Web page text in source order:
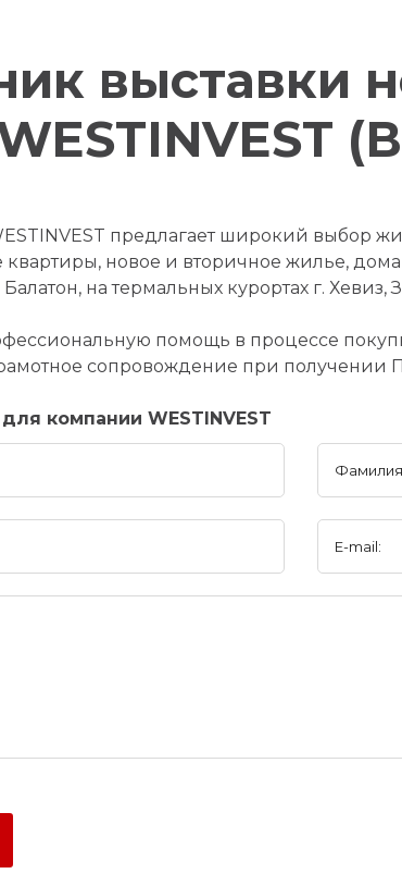
выставки
предлагает широкий выбор
новое и вторичное жилье,
на термальных курортах г. Хевиз,
помощь в процессе
сопровождение при получении
компании WESTINVEST
E-mail: